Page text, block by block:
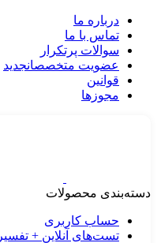
درباره ما
تماس با ما
سوالات پرتکرار
عضویت متخصصانجدید
قوانین
مجوزها
دسته‌بندی محصولات
حساب کاربری
تست‌های آنلاین + تفسیر